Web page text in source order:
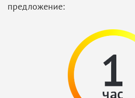
предложение: